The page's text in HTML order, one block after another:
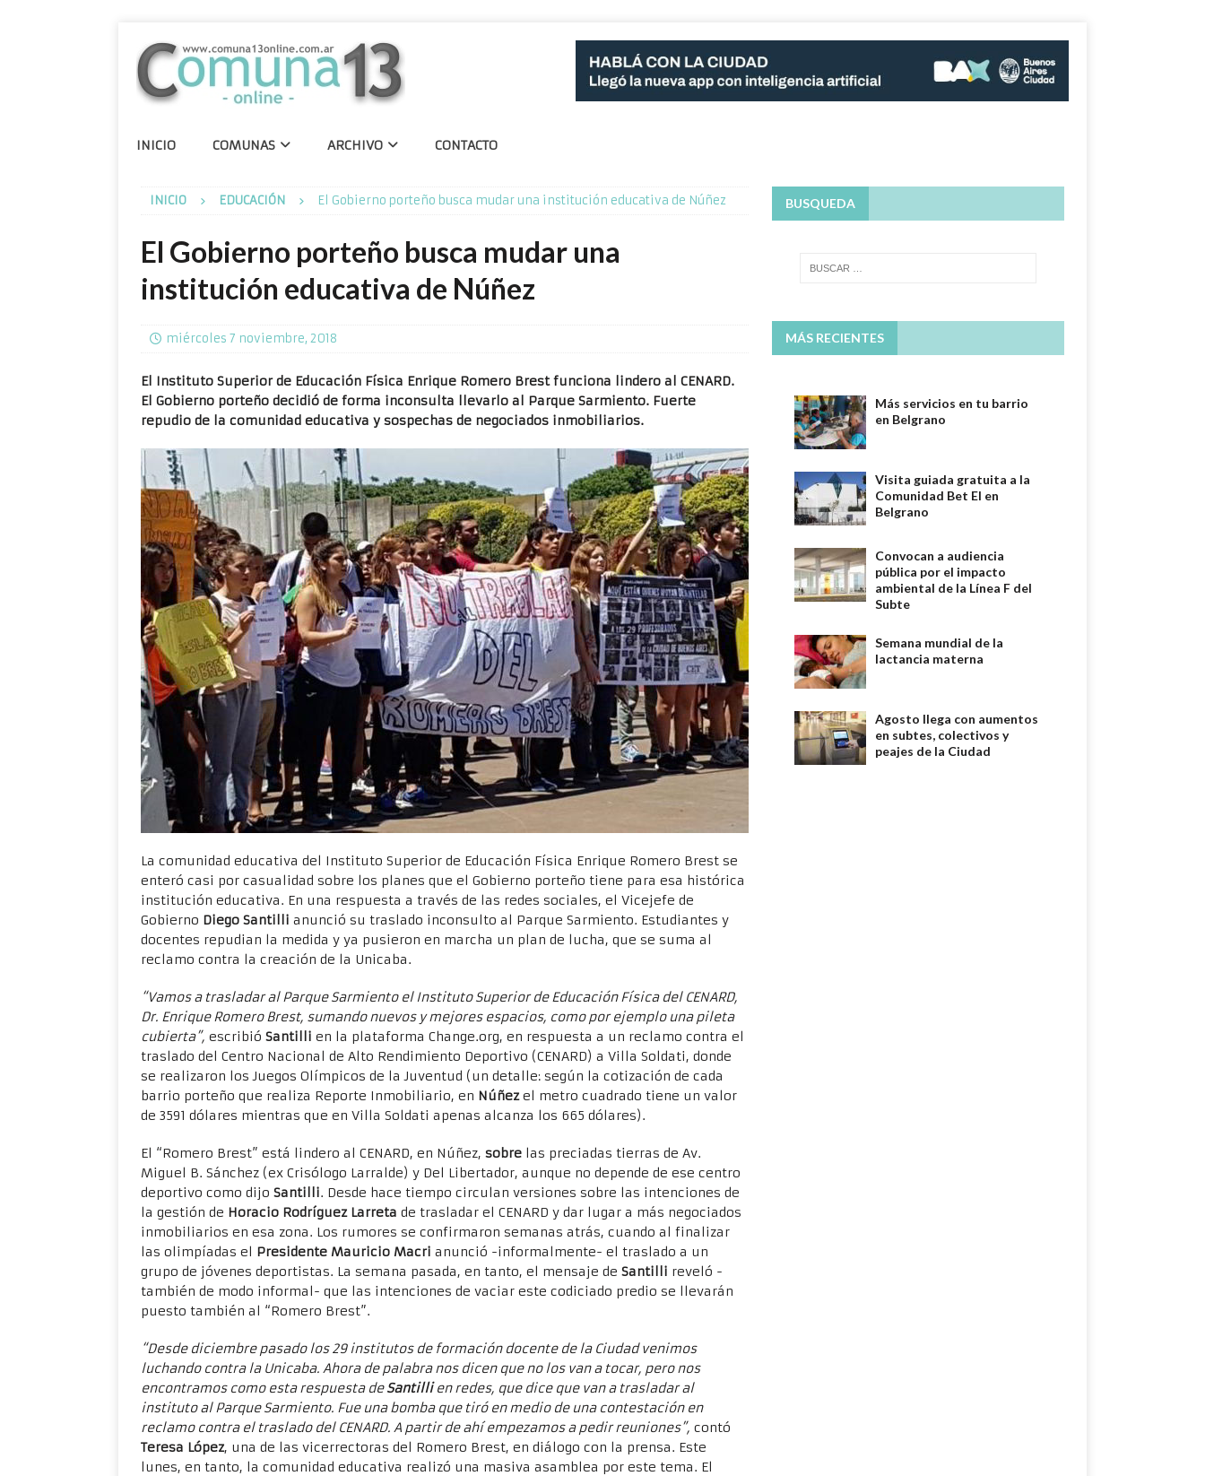
INICIO COMUNAS ARCHIVO CONTACTO
INICIO EDUCACIÓN El Gobierno porteño busca mudar una institución educativa de Núñez
El Gobierno porteño busca mudar una
institución educativa de Núñez
miércoles 7 noviembre, 2018
El Instituto Superior de Educación Física Enrique Romero Brest funciona lindero al CENARD.
El Gobierno porteño decidió de forma inconsulta llevarlo al Parque Sarmiento. Fuerte
repudio de la comunidad educativa y sospechas de negociados inmobiliarios.
La comunidad educativa del Instituto Superior de Educación Física Enrique Romero Brest se
enteró casi por casualidad sobre los planes que el Gobierno porteño tiene para esa histórica
institución educativa. En una respuesta a través de las redes sociales, el Vicejefe de
Gobierno Diego Santilli anunció su traslado inconsulto al Parque Sarmiento. Estudiantes y
docentes repudian la medida y ya pusieron en marcha un plan de lucha, que se suma al
reclamo contra la creación de la Unicaba.
“Vamos a trasladar al Parque Sarmiento el Instituto Superior de Educación Física del CENARD,
Dr. Enrique Romero Brest, sumando nuevos y mejores espacios, como por ejemplo una pileta
cubierta”, escribió Santilli en la plataforma Change.org, en respuesta a un reclamo contra el
traslado del Centro Nacional de Alto Rendimiento Deportivo (CENARD) a Villa Soldati, donde
se realizaron los Juegos Olímpicos de la Juventud (un detalle: según la cotización de cada
barrio porteño que realiza Reporte Inmobiliario, en Núñezel metro cuadrado tiene un valor
de 3591 dólares mientras que en Villa Soldati apenas alcanza los 665 dólares).
El “Romero Brest” está lindero al CENARD, en Núñez, sobre las preciadas tierras de Av.
Miguel B. Sánchez (ex Crisólogo Larralde) y Del Libertador, aunque no depende de ese centro
deportivo como dijo Santilli. Desde hace tiempo circulan versiones sobre las intenciones de
la gestión de Horacio Rodríguez Larreta de trasladar el CENARD y dar lugar a más negociados
inmobiliarios en esa zona. Los rumores se confirmaron semanas atrás, cuando al finalizar
las olimpíadas el Presidente Mauricio Macri anunció -informalmente- el traslado a un
grupo de jóvenes deportistas. La semana pasada, en tanto, el mensaje de Santilli reveló -
también de modo informal- que las intenciones de vaciar este codiciado predio se llevarán
puesto también al “Romero Brest”.
“Desde diciembre pasado los 29 institutos de formación docente de la Ciudad venimos
luchando contra la Unicaba. Ahora de palabra nos dicen que no los van a tocar, pero nos
encontramos como esta respuesta deSantillien redes, que dice que van a trasladar al
instituto al Parque Sarmiento. Fue una bomba que tiró en medio de una contestación en
reclamo contra el traslado del CENARD. A partir de ahí empezamos a pedir reuniones”, contó
Teresa López, una de las vicerrectoras del Romero Brest, en diálogo con la prensa. Este
lunes, en tanto, la comunidad educativa realizó una masiva asamblea por este tema. El
BUSQUEDA
MÁS RECIENTES
Más servicios en tu barrio
en Belgrano
Visita guiada gratuita a la
Comunidad Bet El en
Belgrano
Convocan a audiencia
pública por el impacto
ambiental de la Línea F del
Subte
Semana mundial de la
lactancia materna
Agosto llega con aumentos
en subtes, colectivos y
peajes de la Ciudad